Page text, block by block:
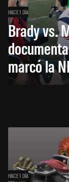
HACE 1 DÍA
Brady vs.
marcó la
HACE 1 DÍA